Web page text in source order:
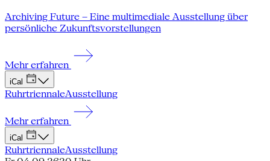
Archiving Future – Eine multimediale Ausstellung über
persönliche Zukunftsvorstellungen
Mehr erfahren
iCal
RuhrtriennaleAusstellung
Mehr erfahren
iCal
RuhrtriennaleAusstellung